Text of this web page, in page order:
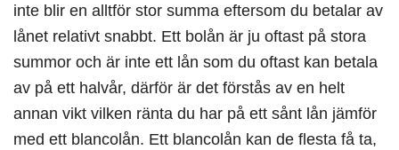
inte blir en alltför stor summa eftersom du betalar av
lånet relativt snabbt. Ett bolån är ju oftast på stora
summor och är inte ett lån som du oftast kan betala
av på ett halvår, därför är det förstås av en helt
annan vikt vilken ränta du har på ett sånt lån jämför
med ett blancolån. Ett blancolån kan de flesta få ta,